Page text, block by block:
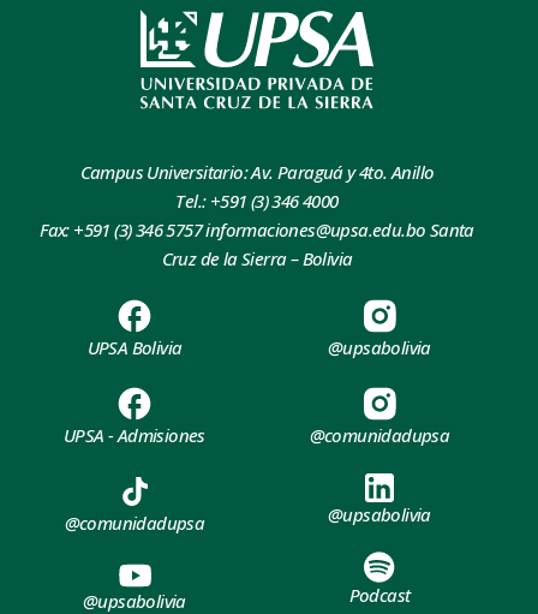
Campus Universitario: Av. Paraguá y 4to. Anillo
Tel.: +591 (3) 346 4000
Fax: +591 (3) 346 5757 informaciones@upsa.edu.bo Santa
Cruz de la Sierra – Bolivia
UPSA Bolivia
UPSA - Admisiones
@upsabolivia
@comunidadupsa
@comunidadupsa
@upsabolivia
@upsabolivia
Podcast